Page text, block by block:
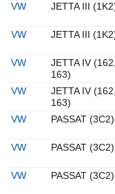
VW
JETTA III
VW
JETTA III
VW
JETTA IV (162,
163)
VW
JETTA IV (162,
163)
VW PASSAT (3C2)
VW
PASSAT (3C2)
VW
PASSAT (3C2)